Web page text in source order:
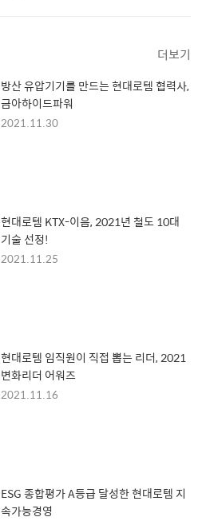
더보기
방산 유압기기를 만드는 현대로템 협력사,
금아하이드파워
2021.11.30
현대로템 KTX-이음, 2021년 철도 10대
기술 선정!
2021.11.25
현대로템 임직원이 직접 뽑는 리더, 2021
변화리더 어워즈
2021.11.16
ESG 종합평가 A등급 달성한 현대로템 지
속가능경영